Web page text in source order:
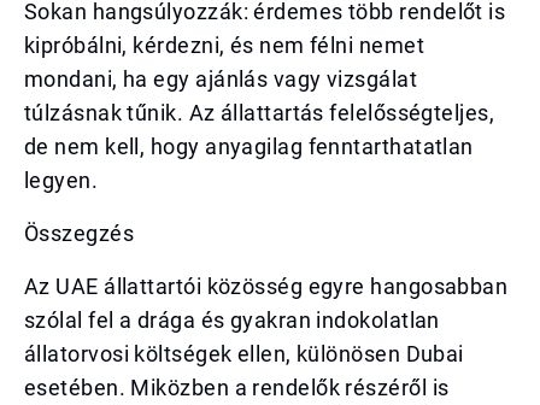
Sokan hangsúlyozzák: érdemes több rendelőt is
kipróbálni, kérdezni, és nem félni nemet
mondani, ha egy ajánlás vagy vizsgálat
túlzásnak tűnik. Az állattartás felelősségteljes,
de nem kell, hogy anyagilag fenntarthatatlan
legyen.
Összegzés
Az UAE állattartói közösség egyre hangosabban
szólal fel a drága és gyakran indokolatlan
állatorvosi költségek ellen, különösen Dubai
esetében. Miközben a rendelők részéről is